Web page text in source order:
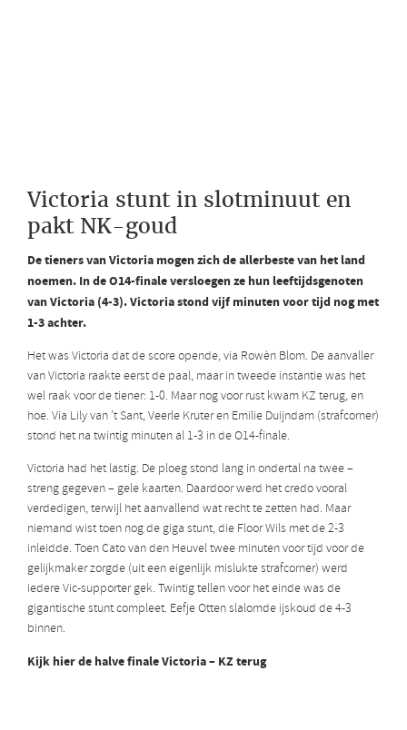
Victoria stunt in slotminuut en
pakt NK-goud
De tieners van Victoria mogen zich de allerbeste van het land
noemen. In de O14-finale versloegen ze hun leeftijdsgenoten
van Victoria (4-3). Victoria stond vijf minuten voor tijd nog met
1-3 achter.
Het was Victoria dat de score opende, via Rowèn Blom. De aanvaller
van Victoria raakte eerst de paal, maar in tweede instantie was het
wel raak voor de tiener: 1-0. Maar nog voor rust kwam KZ terug, en
hoe. Via Lily van ’t Sant, Veerle Kruter en Emilie Duijndam (strafcorner)
stond het na twintig minuten al 1-3 in de O14-finale.
Victoria had het lastig. De ploeg stond lang in ondertal na twee –
streng gegeven – gele kaarten. Daardoor werd het credo vooral
verdedigen, terwijl het aanvallend wat recht te zetten had. Maar
niemand wist toen nog de giga stunt, die Floor Wils met de 2-3
inleidde. Toen Cato van den Heuvel twee minuten voor tijd voor de
gelijkmaker zorgde (uit een eigenlijk mislukte strafcorner) werd
iedere Vic-supporter gek. Twintig tellen voor het einde was de
gigantische stunt compleet. Eefje Otten slalomde ijskoud de 4-3
binnen.
Kijk hier de halve finale Victoria – KZ terug